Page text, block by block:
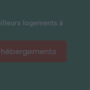
logements à
hébergements